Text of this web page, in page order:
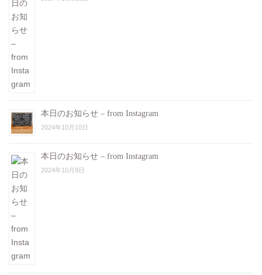
本日のお知らせ – from Instagram
2024年10月10日
本日のお知らせ – from Instagram
2024年10月9日